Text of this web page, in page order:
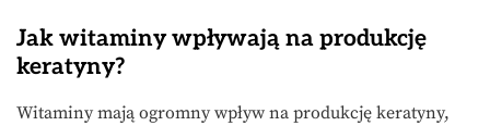
Jak witaminy wpływają na produkcję
keratyny?
Witaminy mają ogromny wpływ na produkcję keratyny,